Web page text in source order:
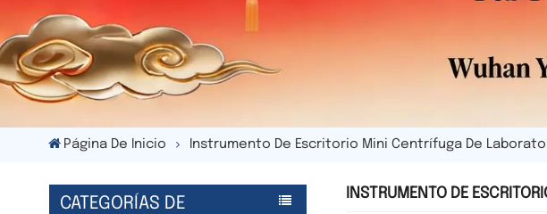
Página De Inicio Instrumento De Escritorio Mini Centrífuga De
CATEGORÍAS DE
INSTRUMENTO DE